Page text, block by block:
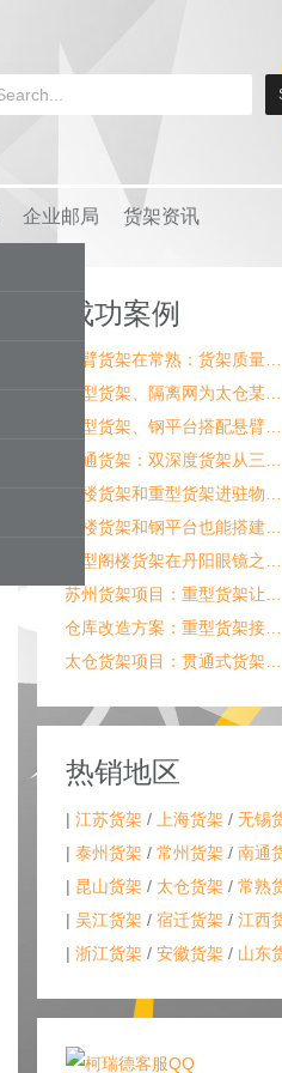
企业邮局 货架资讯
成功案例
悬臂货架在常熟：货架质量…
重型货架、隔离网为太仓某…
重型货架、钢平台搭配悬臂…
南通货架：双深度货架从三…
阁楼货架和重型货架进驻物…
阁楼货架和钢平台也能搭建…
中型阁楼货架在丹阳眼镜之…
苏州货架项目：重型货架让…
仓库改造方案：重型货架接…
太仓货架项目：贯通式货架…
热销地区
| 江苏货架 / 上海货架 / 无锡
| 泰州货架 / 常州货架 / 南通
| 昆山货架 / 太仓货架 / 常熟
| 吴江货架 / 宿迁货架 / 江西
| 浙江货架 / 安徽货架 / 山东